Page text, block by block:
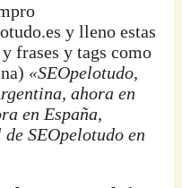
y lleno estas
frases y tags como
«SEOpelotudo,
ahora en
en España,
SEOpelotudo en